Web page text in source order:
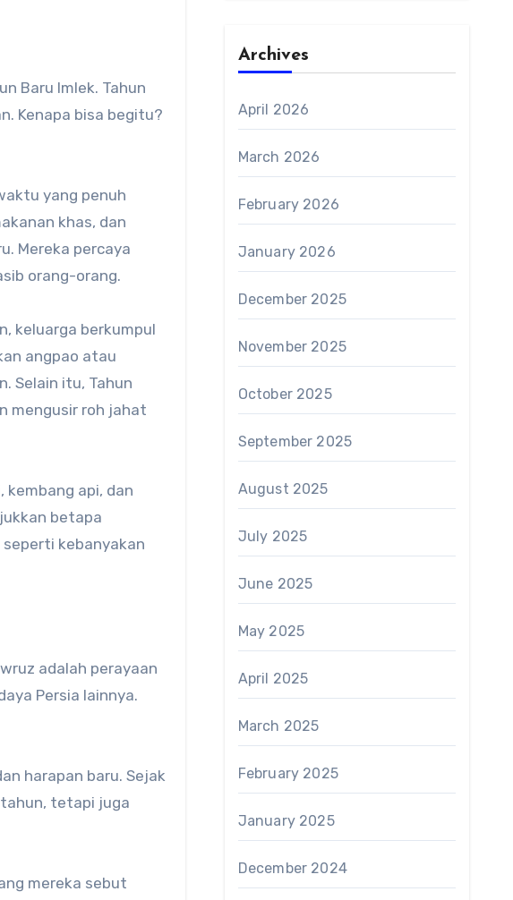
Baru Imlek. Tahun
Kenapa bisa begitu?
yang penuh
khas, dan
Mereka percaya
orang-orang.
keluarga berkumpul
angpao atau
Selain itu, Tahun
mengusir roh jahat
api, dan
betapa
kebanyakan
adalah perayaan
Persia lainnya.
harapan baru. Sejak
tetapi juga
mereka sebut
Archives
April 2026
March 2026
February 2026
January 2026
December 2025
November 2025
October 2025
September 2025
August 2025
July 2025
June 2025
May 2025
April 2025
March 2025
February 2025
January 2025
December 2024